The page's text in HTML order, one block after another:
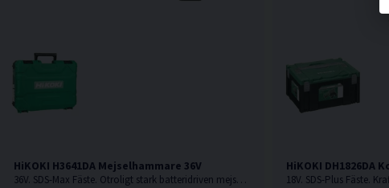
HiKOKI H3641DA Mejselhammare 36V
36V. SDS-Max Fäste. Otroligt stark batteridriven mejselhammare från HiKOKI som kan jämnföras med en nätdriven. Levererar hela 10,0 Joule. Levereras utan batteri & laddare.
HiKOKI DH1826DA